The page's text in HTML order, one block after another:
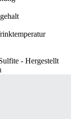
- Hergestellt